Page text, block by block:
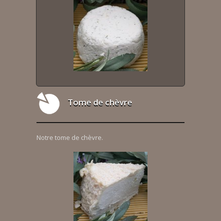
Tome de chèvre
Notre tome de chèvre.